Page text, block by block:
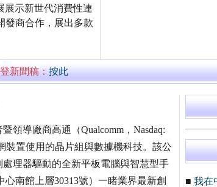
展示新世代消費性連
發商合作，展出多款
新聞稿：按此
導廠商高通（Qualcomm，Nasdaq:
裝置使用的晶片組與數據機科技。該公
理器驅動的全新平板電腦與智慧型手
南館上層30313號）一睹業界最新創
■ 我在